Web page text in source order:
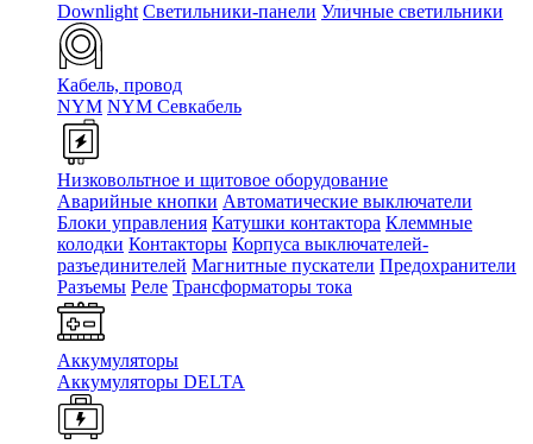
Downlight Светильники-панели Уличные светильники
Кабель, провод
NYM NYM Севкабель
Низковольтное и щитовое оборудование
Аварийные кнопки Автоматические выключатели
Блоки управления Катушки контактора Клеммные
колодки Контакторы Корпуса выключателей-
разъединителей Магнитные пускатели Предохранители
Разъемы Реле Трансформаторы тока
Аккумуляторы
Аккумуляторы DELTA